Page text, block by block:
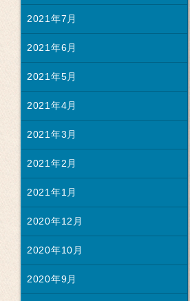
2021年7月
2021年6月
2021年5月
2021年4月
2021年3月
2021年2月
2021年1月
2020年12月
2020年10月
2020年9月